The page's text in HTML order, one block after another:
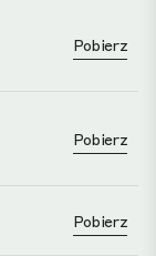
Pobierz
Pobierz
Pobierz